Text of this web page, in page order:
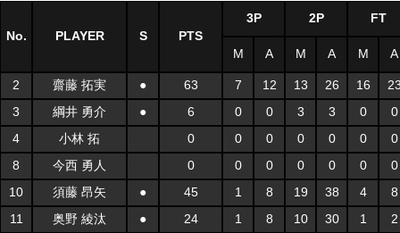
No. PLAYER S PTS
3P 2P FT
M A M A M A
2 齋藤 拓実 ● 63 7 12 13 26 16
3
綱井 勇介 ● 6 0 0 3 3 0
0
4
小林 拓 0 0 0 0 0 0
0
8
今西 勇人 0 0 0 0 0 0
0
10
須藤 昂矢 ● 45 1 8 19 38 4
8
11
奥野 綾汰 ● 24 1 8 10 30 1
2